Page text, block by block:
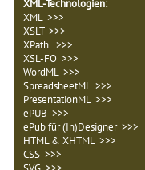
XML-Technologien:
XML >>>
XSLT >>>
XPath >>>
XSL-FO >>>
WordML >>>
SpreadsheetML >>>
PresentationML >>>
ePUB >>>
ePub für (In)Designer >>>
HTML & XHTML >>>
CSS >>>